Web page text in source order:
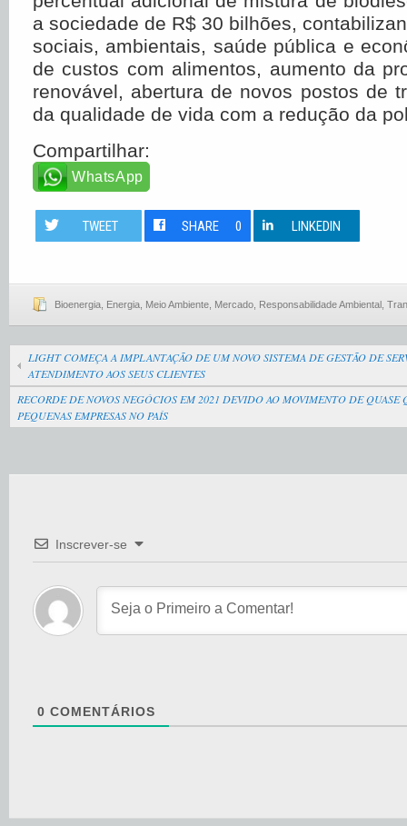
a sociedade de R$ 30 bilhões,
sociais, ambientais, saúde pública e
de custos com alimentos, aumento da
renovável, abertura de novos postos de
da qualidade de vida com a redução da
Compartilhar:
WhatsApp
TWEET SHARE 0 LINKEDIN
Bioenergia Energia Meio Ambiente Mercado Responsabilidade Ambiental
LIGHT COMEÇA A IMPLANTAÇÃO DE UM NOVO SISTEMA DE GESTÃO DE
ATENDIMENTO AOS SEUS CLIENTES
RECORDE DE NOVOS NEGÓCIOS EM 2021 DEVIDO AO MOVIMENTO DE
PEQUENAS EMPRESAS NO PAÍS
Inscrever-se
0 COMENTÁRIOS